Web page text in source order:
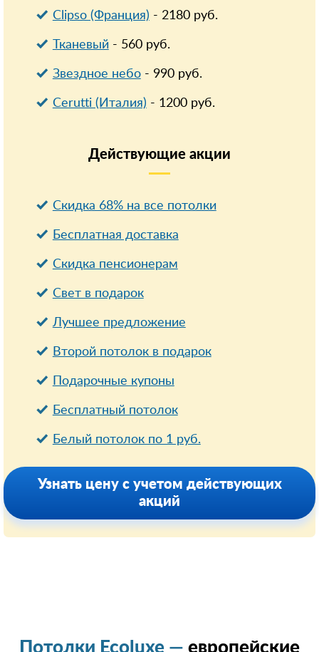
Clipso (Франция) - 2180руб.
Тканевый- 560руб.
Звездное небо- 990руб.
Cerutti (Италия) - 1200руб.
Действующие акции
Скидка 68% на все потолки
Бесплатная доставка
Cкидка пенсионерам
Свет в подарок
Лучшее предложение
Второй потолок в подарок
Подарочные купоны
Бесплатный потолок
Белый потолок по 1 руб.
Узнать цену с учетом действующих
акций
Потолки Ecoluxe — европейские